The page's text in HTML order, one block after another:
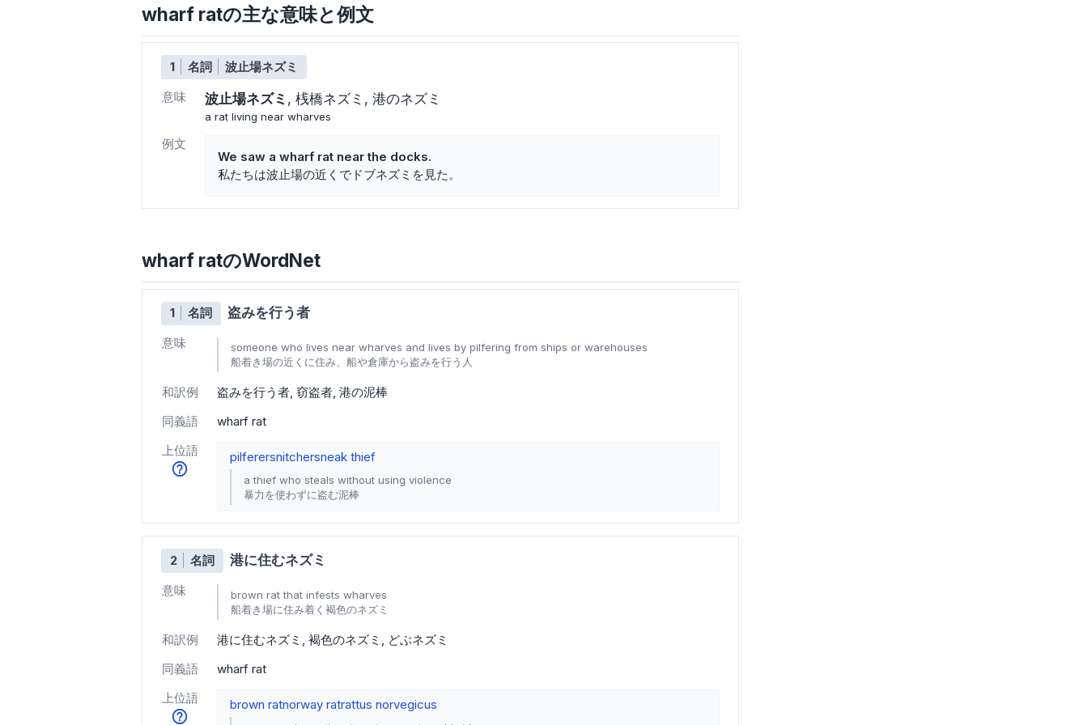
wharf ratの主な意味と例文
1 名詞
波止場ネズミ
意味
波止場ネズミ 桟橋ネズミ 港のネズミ
a rat living near wharves
例文
We saw a wharf rat near the docks.
私たちは波止場の近くでドブネズミを見た。
wharf ratのWordNet
1 名詞 盗みを行う者
意味
someone who lives near wharves and lives by pilfering from ships or warehouses
船着き場の近くに住み、船や倉庫から盗みを行う人
和訳例 盗みを行う者 窃盗者 港の泥棒
同義語
wharf rat
上位語
pilferersnitchersneak thief
a thief who steals without using violence
暴力を使わずに盗む泥棒
2 名詞 港に住むネズミ
意味
brown rat that infests wharves
船着き場に住み着く褐色のネズミ
和訳例 港に住むネズミ 褐色のネズミ
どぶネズミ
同義語
wharf rat
上位語
brown ratnorway ratrattus norvegicus